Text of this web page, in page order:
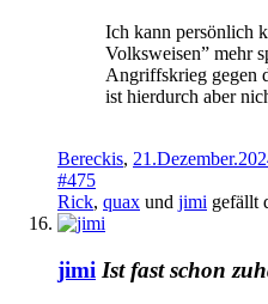
Ich kann persönlich
Volksweisen” mehr
Angriffskrieg gegen
ist hierdurch aber
Bereckis,
#475
Rick, quax und jimi gefällt
jimi Ist fast schon